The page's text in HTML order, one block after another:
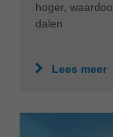
hoger,
dalen.
Lees meer